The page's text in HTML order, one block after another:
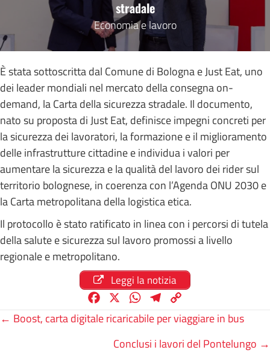
stradale
Economia e lavoro
È stata sottoscritta dal Comune di Bologna e Just Eat, uno
dei leader mondiali nel mercato della consegna on-
demand, la Carta della sicurezza stradale. Il documento,
nato su proposta di Just Eat, definisce impegni concreti per
la sicurezza dei lavoratori, la formazione e il miglioramento
delle infrastrutture cittadine e individua i valori per
aumentare la sicurezza e la qualità del lavoro dei rider sul
territorio bolognese, in coerenza con l’Agenda ONU 2030 e
la Carta metropolitana della logistica etica.
Il protocollo è stato ratificato in linea con i percorsi di tutela
della salute e sicurezza sul lavoro promossi a livello
regionale e metropolitano.
Leggi la notizia
a
W
h
t
e
e
o
p
y
Posts
← Boost, carta digitale ricaricabile per viaggiare in bus
Conclusi i lavori del Pontelungo →